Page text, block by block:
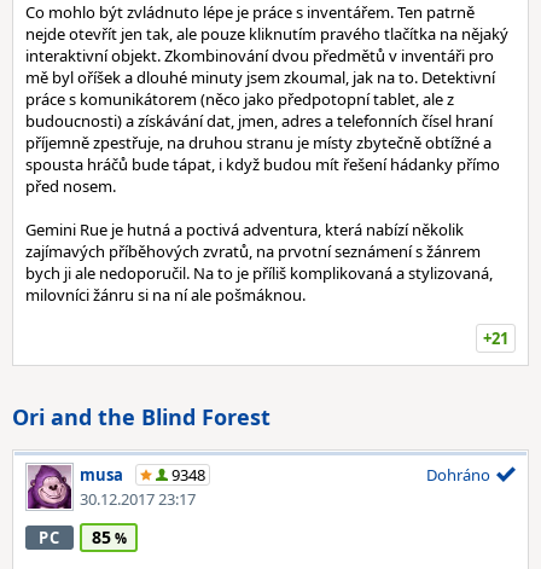
Co mohlo být zvládnuto lépe je práce s inventářem. Ten patrně
nejde otevřít jen tak, ale pouze kliknutím pravého tlačítka na nějaký
interaktivní objekt. Zkombinování dvou předmětů v inventáři pro
mě byl oříšek a dlouhé minuty jsem zkoumal, jak na to. Detektivní
práce s komunikátorem (něco jako předpotopní tablet, ale z
budoucnosti) a získávání dat, jmen, adres a telefonních čísel hraní
příjemně zpestřuje, na druhou stranu je místy zbytečně obtížné a
spousta hráčů bude tápat, i když budou mít řešení hádanky přímo
před nosem.
Gemini Rue je hutná a poctivá adventura, která nabízí několik
zajímavých příběhových zvratů, na prvotní seznámení s žánrem
bych ji ale nedoporučil. Na to je příliš komplikovaná a stylizovaná,
milovníci žánru si na ní ale pošmáknou.
+21
Ori and the Blind Forest
musa
9348
30.12.2017 23:17
Dohráno
PC 85